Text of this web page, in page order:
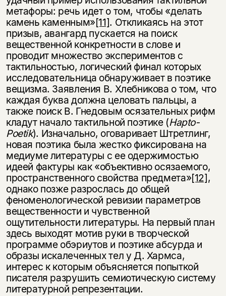
метафоры: речь идет о том, чтобы «делать
камень каменным»[11]. Откликаясь на этот
призыв, авангард пускается на поиск
вещественной конкретности в слове и
проводит множество экспериментов с
тактильностью, логический финал которых
исследовательница обнаруживает в поэтике
вещизма. Заявления В. Хлебникова о том, что
каждая буква должна целовать пальцы, а
также поиск В. Гнедовым осязательных рифм
кладут начало тактильной поэтике (Hapto-
Poetik). Изначально, оговаривает Штретлинг,
новая поэтика была жестко фиксирована на
медиуме литературы с ее одержимостью
идеей фактуры как «объективно осязаемого,
пространственного свойства предмета»[12],
однако позже разрослась до общей
феноменологической ревизии параметров
вещественности и чувственной
ощутительности литературы. На первый план
здесь выходят мотив руки в творческой
программе обэриутов и поэтике абсурда и
образы искалеченных тел у Д. Хармса,
интерес к которым объясняется попыткой
писателя разрушить семиотическую систему
литературной репрезентации.